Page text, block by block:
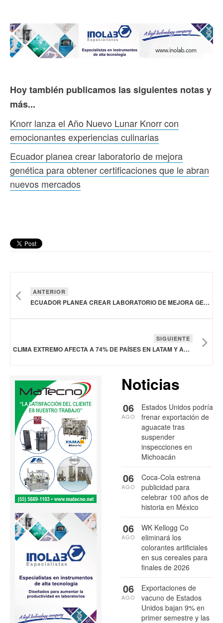
Hoy también publicamos las siguientes notas y
más...
Knorr lanza el Año Nuevo Lunar Knorr con
emocionantes experiencias culinarias
Ecuador planea crear laboratorio de mejora
genética para obtener certificaciones que le abran
nuevos mercados
ANTERIOR
ECUADOR PLANEA CREAR LABORATORIO DE MEJORA GENÉTICA PARA OBTENER CERTIFICACIONES QUE LE ABRAN NUEVOS MERCADOS
SIGUIENTE
CLIMA EXTREMO AFECTA A 74% DE PAÍSES EN LATAM Y AGRAVA SEGURIDAD ALIMENTARIA: ONU
Noticias
Estados Unidos podría
frenar exportación de
aguacate tras
suspender
inspecciones en
Michoacán
06
AGO
Coca-Cola estrena
publicidad para
celebrar 100 años de
historia en México
06
AGO
WK Kellogg Co
eliminará los
colorantes artificiales
en sus cereales para
finales de 2026
06
AGO
Exportaciones de
vacuno de Estados
Unidos bajan 9% en
primer semestre y las
06
AGO